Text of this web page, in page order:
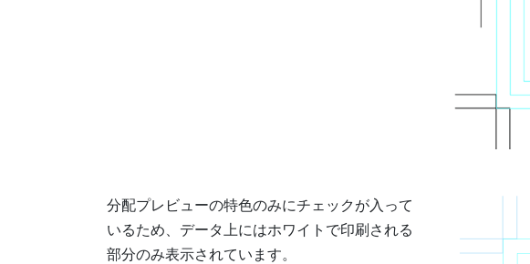
分配プレビューの特⾊のみにチェックが⼊って
いるため、データ上にはホワイトで印刷される
部分のみ表⽰されています。